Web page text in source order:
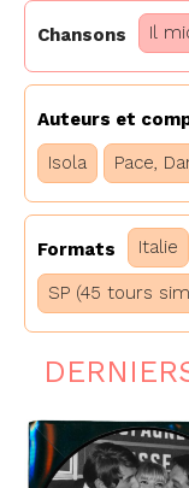
Chansons Il
Auteurs et
Isola Pace,
Formats Italie
SP (45 tours